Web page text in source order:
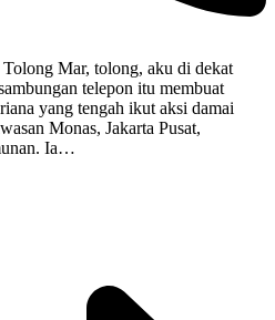
Mar, tolong, aku di dekat
telepon itu membuat
yang tengah ikut aksi damai
Monas, Jakarta Pusat,
Ia…